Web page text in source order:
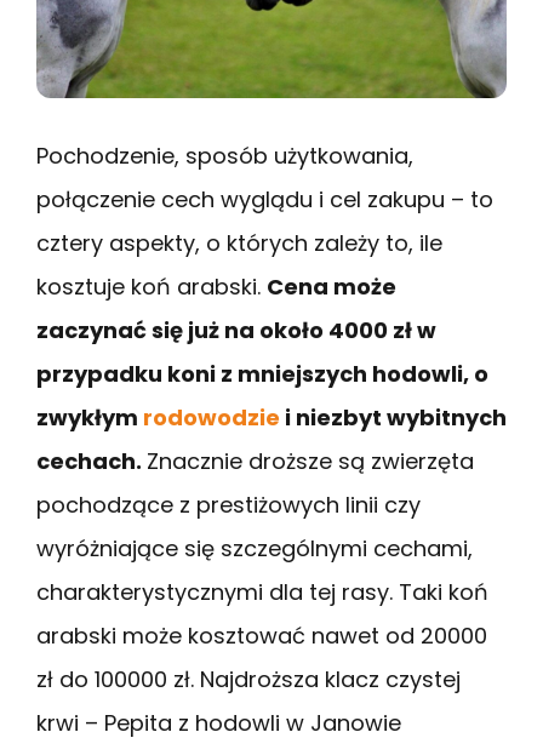
Pochodzenie, sposób użytkowania,
połączenie cech wyglądu i cel zakupu – to
cztery aspekty, o których zależy to, ile
kosztuje koń arabski. Cena może
zaczynać się już na około 4000 zł w
przypadku koni z mniejszych hodowli, o
zwykłym rodowodzie i niezbyt wybitnych
cechach. Znacznie droższe są zwierzęta
pochodzące z prestiżowych linii czy
wyróżniające się szczególnymi cechami,
charakterystycznymi dla tej rasy. Taki koń
arabski może kosztować nawet od 20000
zł do 100000 zł. Najdroższa klacz czystej
krwi – Pepita z hodowli w Janowie